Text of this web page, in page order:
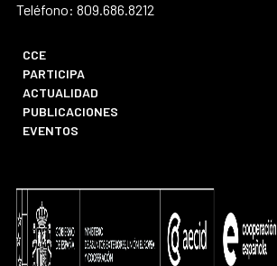
Teléfono: 809.686.8212
CCE
PARTICIPA
ACTUALIDAD
PUBLICACIONES
EVENTOS